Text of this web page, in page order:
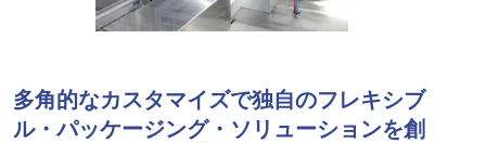
多角的なカスタマイズで独自のフレキシブ
ル・パッケージング・ソリューションを創